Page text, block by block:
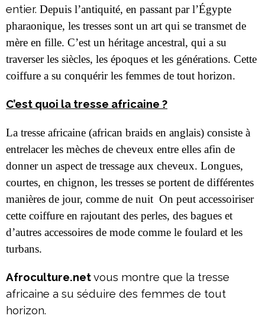
entier. Depuis l’antiquité, en passant par l’Égypte
pharaonique, les tresses sont un art qui se transmet de
mère en fille. C’est un héritage ancestral, qui a su
traverser les siècles, les époques et les générations. Cette
coiffure a su conquérir les femmes de tout horizon.
C’est quoi la tresse africaine ?
La tresse africaine (african braids en anglais) consiste à
entrelacer les mèches de cheveux entre elles afin de
donner un aspect de tressage aux cheveux. Longues,
courtes, en chignon, les tresses se portent de différentes
manières de jour, comme de nuit On peut accessoiriser
cette coiffure en rajoutant des perles, des bagues et
d’autres accessoires de mode comme le foulard et les
turbans.
Afroculture.netvous montre que la tresse
africaine a su séduire des femmes de tout
horizon.